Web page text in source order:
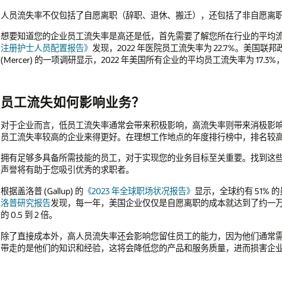
人员流失率不仅包括了自愿离职（辞职、退休、搬迁），还包括了非自愿离
想要知道您的企业员工流失率是高还是低，首先需要了解您所在行业的平均
注册护士人员配置报告》发现，2022 年医院员工流失率为 22.7%。美国联
(Mercer) 的一项调研显示，2022 年美国所有企业的平均员工流失率为 17.3%
员工流失如何影响业务？
对于企业而言，低员工流失率通常会带来积极影响，高流失率则带来消极
员工流失率较高的企业来得更好。在理想工作地点的年度排行榜中，排名较
拥有足够多具备所需技能的员工，对于实现您的业务目标至关重要。找到
声誉将有助于您吸引优秀的求职者。
根据盖洛普 (Gallup) 的 《2023 年全球职场状况报告》 显示，全球约有 51%
洛普研究报告发现，每一年，美国企业仅仅是自愿离职的成本就达到了约
的 0.5 到 2 倍。
除了直接成本外，高人员流失率还会影响您留住员工的能力，因为他们通
带走的是他们的知识和经验，这将会降低您的产品和服务质量，进而损害企业